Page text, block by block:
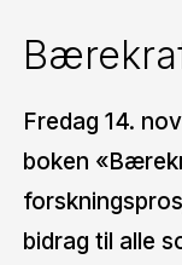
Fredag 14.
boken
bidrag til alle